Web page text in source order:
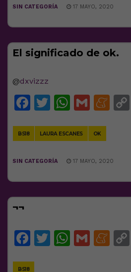
SIN CATEGORÍA 17 MAYO, 2020
El significado de ok.
@dxvizzz
Facebook
TwitterGmail
BS18 LAURA ESCANES OK
SIN CATEGORÍA 17 MAYO, 2020
¬¬
Facebook
TwitterGmail
BS18